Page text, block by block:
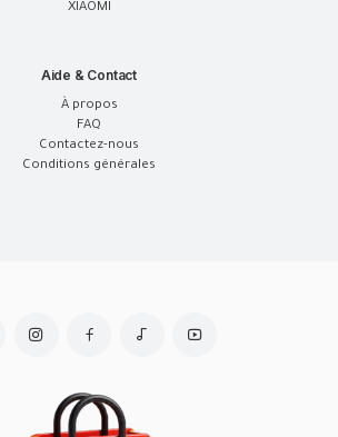
XIAOMI
Aide & Contact
À propos
FAQ
Contactez-nous
Conditions générales